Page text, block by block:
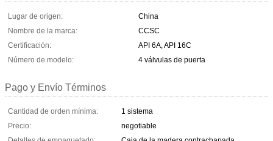
Lugar de origen:
China
Nombre de la marca:
CCSC
Certificación:
API 6A, API 16C
Número de modelo:
4 válvulas de puerta
Pago y Envío Términos
Cantidad de orden mínima:
1 sistema
Precio:
negotiable